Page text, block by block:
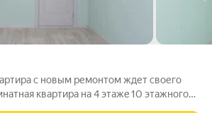
с новым ремонтом ждет своего
квapтиpа нa 4 этaжe 10 этажногo